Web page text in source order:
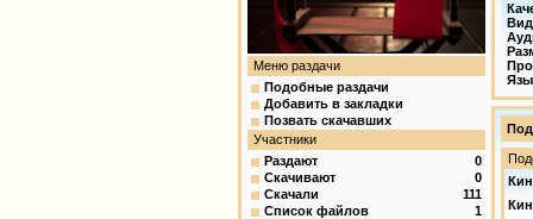
Меню раздачи
Подобные раздачи
Добавить в закладки
Позвать скачавших
Участники
Раздают
0
Скачивают
0
Скачали
111
Список файлов
1